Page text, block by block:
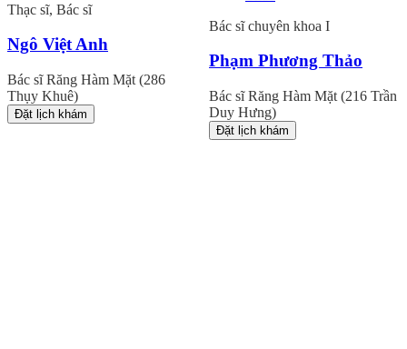
Thạc sĩ, Bác sĩ
Ngô Việt Anh
Bác sĩ Răng Hàm Mặt (286
Thụy Khuê)
Đặt lịch khám
Bác sĩ chuyên khoa I
Phạm Phương Thảo
Bác sĩ Răng Hàm Mặt (216 Trần
Duy Hưng)
Đặt lịch khám